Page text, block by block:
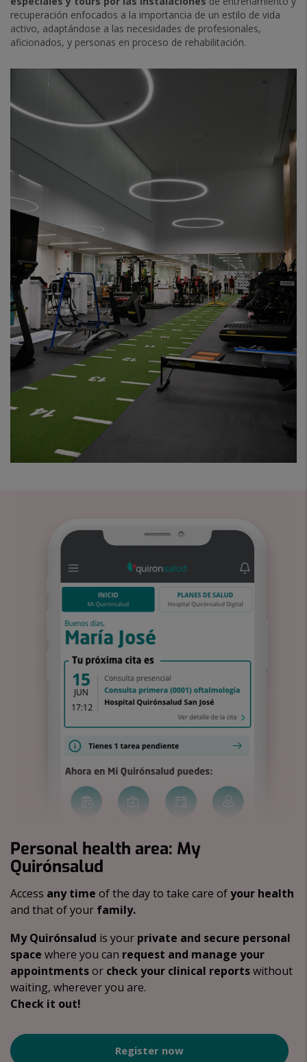
recuperación enfocados a la importancia de un estilo de vida
activo, adaptándose a las necesidades de profesionales,
aficionados, y personas en proceso de rehabilitación.
Personal health area: My
Quirónsalud
Access any time of the day to take care ofyour health
and that of your family.
My Quirónsalud is your private and secure personal
space where you can request and manage your
appointmentsor check your clinical reportswithout
waiting, wherever you are.
Check it out!
Register now